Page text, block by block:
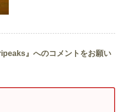
』へのコメントをお願い